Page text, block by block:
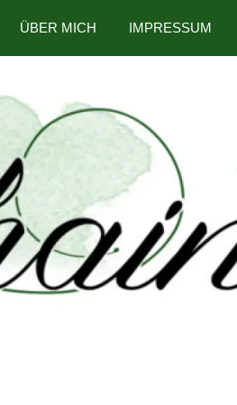
ÜBER MICH IMPRESSUM